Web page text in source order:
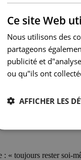
« toujours rester soi-
Ce site Web
Nous utilisons des
partageons
publicité et
ou qu"ils ont
AFFICHER LES